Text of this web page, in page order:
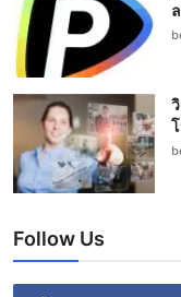
Follow Us